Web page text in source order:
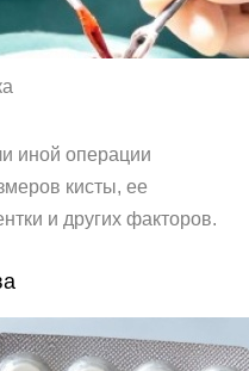
иной операции
кисты, ее
и других факторов.